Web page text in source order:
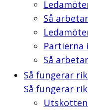
Så
Partierna
Så
Så fungerar
Så fungerar
Utskotten